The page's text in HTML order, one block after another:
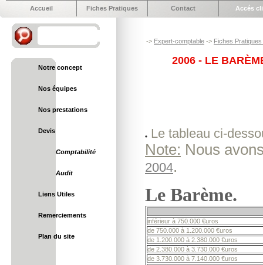
Accueil Fiches Pratiques Contact Accés
Notre concept
Nos équipes
Nos prestations
Devis
Comptabilité
Audit
Liens Utiles
Remerciements
Plan du site
-> Expert-comptable -> Fiches
2006 - LE
Le tableau ci-
Note: Nous
2004.
Le Barème.
inférieur à 750.000 €uros
de 750.000 à 1.200.000 €uros
de 1.200.000 à 2.380.000 €uros
de 2.380.000 à 3.730.000 €uros
de 3.730.000 à 7.140.000 €uros